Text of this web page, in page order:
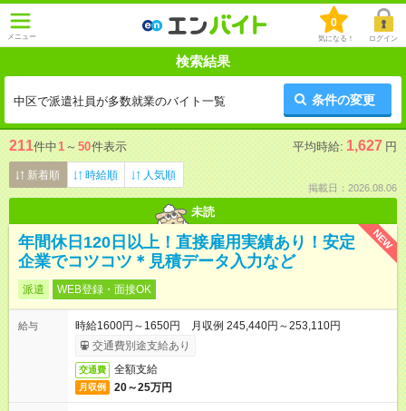
メニュー
0
気になる！ ログイン
検索結果
中区で派遣社員が多数就業のバイト一覧 条件の変更
211件中1 ～ 50件表示 平均時給: 1,627 円
新着順 時給順 人気順
掲載日：2026.08.06
未読
NEW
年間休日120日以上！直接雇用実績あり！安定
企業でコツコツ＊見積データ入力など
派遣 WEB登録・面接OK
給与
時給1600円～1650円 月収例 245,440円～253,110円
交通費別途支給あり
交通費 全額支給
月収例 20～25万円